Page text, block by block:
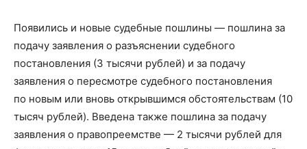
Появились и новые судебные пошлины — пошлина за
подачу заявления о разъяснении судебного
постановления (3 тысячи рублей) и за подачу
заявления о пересмотре судебного постановления
по новым или вновь открывшимся обстоятельствам (10
тысяч рублей). Введена также пошлина за подачу
заявления о правопреемстве — 2 тысячи рублей для